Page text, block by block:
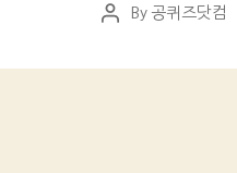
PostBy 공퀴즈닷컴